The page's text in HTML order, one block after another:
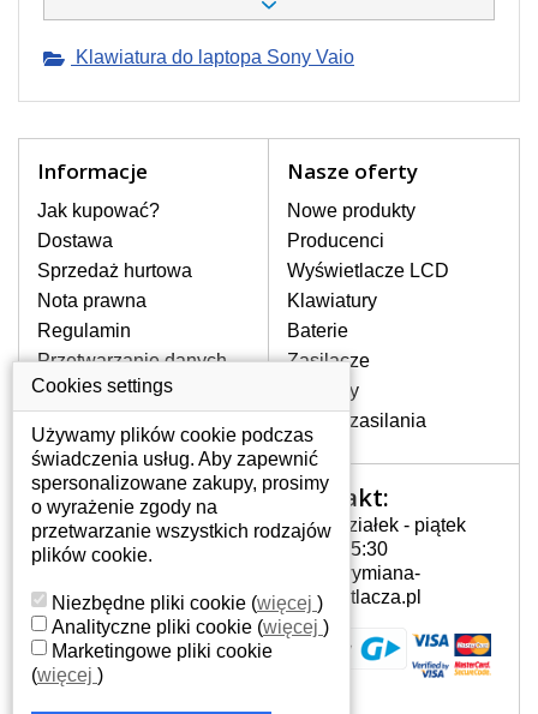
uszkodzona, polałeś ją płynem, który
swojej pozycji? Kup nową klawiaturę,
Oferujemy oryginalne klawiatury w
stronie internetowej ją znajdziesz za
pomocy wyszukiwarki. Wystarczy znać
model laptopa. Przy każdej klawiaturze
nie może brakować szczególowe zdjęcie
do aktualnego stanu naszego magazynu.
W JAKI SPOSÓB MOŻE SIĘ
PRZEJAWIAĆ USTERKA
Częstymi objawami są pomijanie liter
czy wyświetlanie innych liter oraz
dublowanie tych samych znaków. W
przypadku podlicia klawisze nie
powrócą do pierwotnej pozycji. Albo
też uszkodzenie mechaniczne, np.
JAK TO DZIAŁA?
Klawiatura składa się z kilku
warstw folii, z których przewodzą
Klawiatura do laptopa Sony Vaio
Informacje
Jak kupować?
Dostawa
Sprzedaż hurtowa
Nota prawna
Regulamin
Przetwarzanie danych
osobowych
Gdzie nas znajdziesz
Nasze oferty
Nowe produkty
Producenci
Wyświetlacze LCD
Klawiatury
Baterie
Zasilacze
Zawiasy
Złącza zasilania
Twoje konto
Twoje konto
Dane osobowe
Adresy
Historia zamówień
Kontakt:
Poniedziałek - piątek
7:00 - 15:30
info@wymiana-
wyswietlacza.pl
Cookies settings
Używamy plików cookie podczas
świadczenia usług. Aby zapewnić
spersonalizowane zakupy, prosimy
o wyrażenie zgody na
przetwarzanie wszystkich rodzajów
plików cookie.
Niezbędne pliki cookie (więcej )
Analityczne pliki cookie (więcej )
Marketingowe pliki cookie
(więcej )